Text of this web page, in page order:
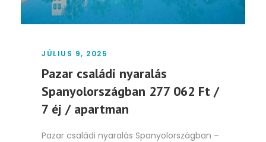
JÚLIUS 9, 2025
Pazar családi nyaralás
Spanyolországban 277 062 Ft /
7 éj / apartman
Pazar családi nyaralás Spanyolországban –